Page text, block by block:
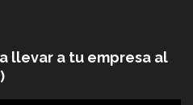
llevar a tu empresa al